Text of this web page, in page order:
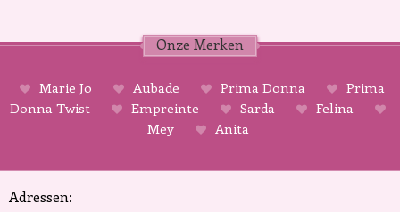
Onze Merken
Marie Jo Aubade Prima Donna
Prima
Donna Twist
Empreinte Sarda
Felina
Mey
Anita
Adressen: